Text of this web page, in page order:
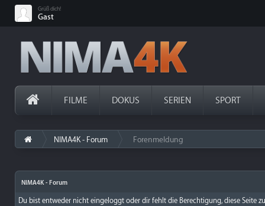
Grüß dich!
Gast
FILME DOKUS SERIEN SPORT
NIMA4K - Forum Forenmeldung
NIMA4K - Forum
Du bist entweder nicht eingeloggt oder dir fehlt die Berechtigung, diese Seite